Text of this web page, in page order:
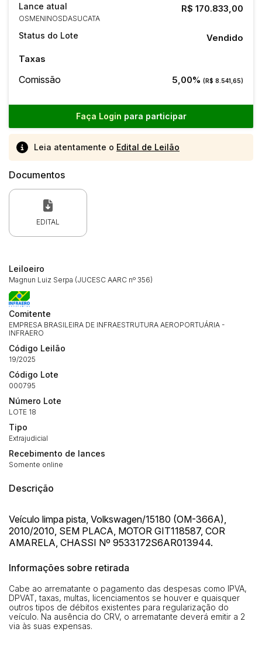
Lance atual
OSMENINOSDASUCATA
R$ 170.833,00
Status do Lote
Vendido
Taxas
Comissão 5,00% (R$ 8.541,65)
Faça Login para participar
Leia atentamente o Edital de Leilão
Documentos
EDITAL
Leiloeiro
Magnun Luiz Serpa (JUCESC AARC nº 356)
Comitente
EMPRESA BRASILEIRA DE INFRAESTRUTURA AEROPORTUÁRIA -
INFRAERO
Código Leilão
19/2025
Código Lote
000795
Número Lote
LOTE 18
Tipo
Extrajudicial
Recebimento de lances
Somente online
Descrição
Veículo limpa pista, Volkswagen/15180 (OM-366A),
2010/2010, SEM PLACA, MOTOR GIT118587, COR
AMARELA, CHASSI Nº 9533172S6AR013944.
Informações sobre retirada
Cabe ao arrematante o pagamento das despesas como IPVA,
DPVAT, taxas, multas, licenciamentos se houver e quaisquer
outros tipos de débitos existentes para regularização do
veículo. Na ausência do CRV, o arrematante deverá emitir a 2
via às suas expensas.